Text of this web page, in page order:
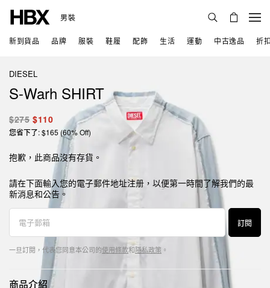
男裝
新到貨品 品牌 服裝 鞋履 配飾 生活 運動 中古逸品 折
DIESEL
S-Warh SHIRT
$275 $110
您省下了: $165 (60% Off)
抱歉，此商品沒有存貨。
請在下面輸入您的電子郵件地址注册，以便第一時間了解我們的最
新消息和公告。
訂閱
一旦訂閱，代表您同意本公司的使用條款和隱私政策 。
商品介紹